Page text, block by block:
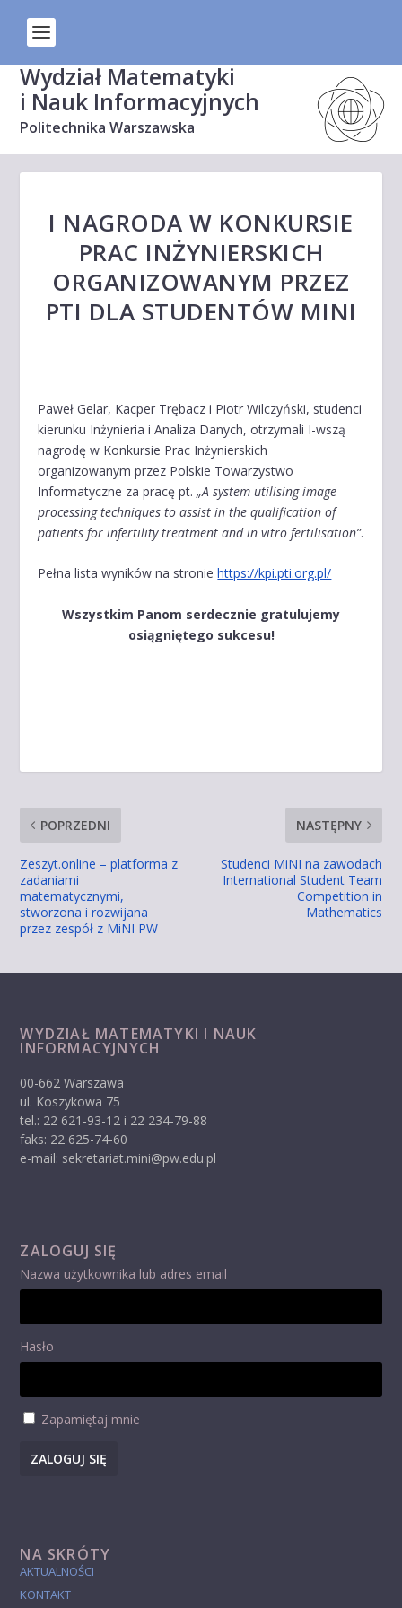
Wydział Matematyki
i Nauk Informacyjnych
Politechnika Warszawska
I NAGRODA W KONKURSIE
PRAC INŻYNIERSKICH
ORGANIZOWANYM PRZEZ
PTI DLA STUDENTÓW MINI
Paweł Gelar, Kacper Trębacz i Piotr Wilczyński, studenci
kierunku Inżynieria i Analiza Danych, otrzymali I-wszą
nagrodę w Konkursie Prac Inżynierskich
organizowanym przez Polskie Towarzystwo
Informatyczne za pracę pt.„A system utilising image
processing techniques to assist in the qualification of
patients for infertility treatment and in vitro fertilisation”.
Pełna lista wyników na stroniehttps://kpi.pti.org.pl/
Wszystkim Panom serdecznie gratulujemy
osiągniętego sukcesu!
POPRZEDNI
Zeszyt.online – platforma z
zadaniami
matematycznymi,
stworzona i rozwijana
przez zespół z MiNI PW
NASTĘPNY
Studenci MiNI na zawodach
International Student Team
Competition in
Mathematics
WYDZIAŁ MATEMATYKI I NAUK
INFORMACYJNYCH
00-662 Warszawa
ul. Koszykowa 75
tel.: 22 621-93-12 i 22 234-79-88
faks: 22 625-74-60
e-mail: sekretariat.mini@pw.edu.pl
ZALOGUJ SIĘ
Nazwa użytkownika lub adres email
Hasło
Zapamiętaj mnie
ZALOGUJ SIĘ
NA SKRÓTY
AKTUALNOŚCI
KONTAKT